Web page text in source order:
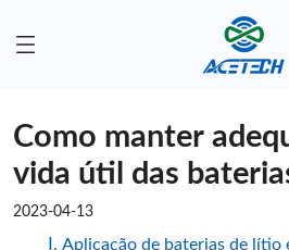
Como manter
vida útil das
2023-04-13
Ⅰ. Aplicação de baterias de